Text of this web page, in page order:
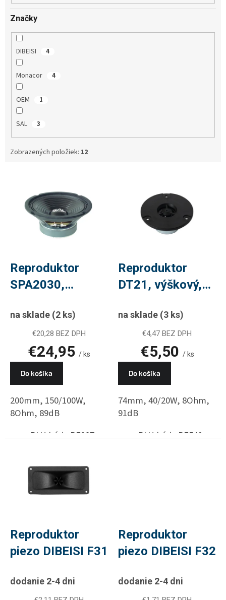
Značky
DIBEISI 4
Monacor 4
OEM 1
SAL 3
Zobrazených položiek: 12
Reproduktor
SPA2030,
150W, 8Ohm,
PLU RE297
na sklade (2 ks)
€20,28 BEZ DPH
€24,95 / ks
Do košíka
200mm, 150/100W,
8Ohm, 89dB
PLU kód : RE297
Reproduktor
DT21, výškový,
8Ohm, PLU
RE540
na sklade (3 ks)
€4,47 BEZ DPH
€5,50 / ks
Do košíka
74mm, 40/20W, 8Ohm,
91dB
PLU kód : RE540
Reproduktor
piezo DIBEISI F31
dodanie 2-4 dni
Reproduktor
piezo DIBEISI F32
dodanie 2-4 dni